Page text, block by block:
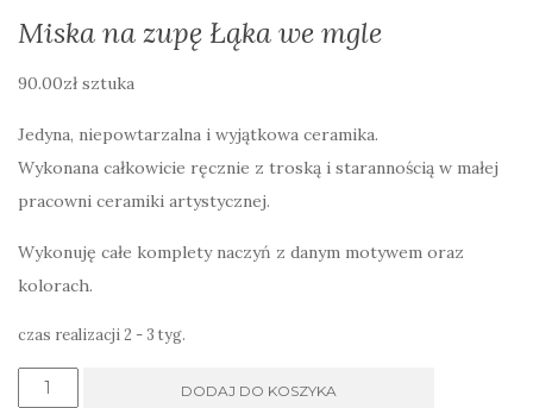
Miska na zupę Łąka we mgle
90.00zł sztuka
Jedyna, niepowtarzalna i wyjątkowa ceramika.
Wykonana całkowicie ręcznie z troską i starannością w małej
pracowni ceramiki artystycznej.
Wykonuję całe komplety naczyń z danym motywem oraz
kolorach.
czas realizacji 2 - 3 tyg.
ilość
DODAJ DO KOSZYKA